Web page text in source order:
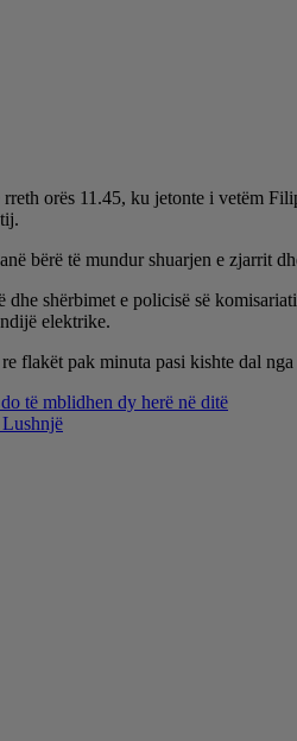
orës 11.45, ku jetonte i vetëm
bërë të mundur shuarjen e zjarrit
shërbimet e policisë së
elektrike.
flakët pak minuta pasi kishte dal
të mblidhen dy herë në ditë